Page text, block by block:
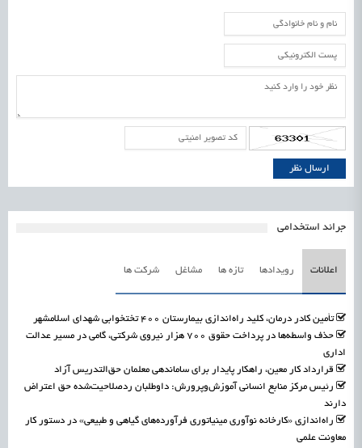
جرائد استخدامی
اعلانات رویدادها تازه ها مشاغل شرکت ها
تأمین کادر درمان، کلید راه‌اندازی بیمارستان ۴۰۰ تختخوابی شهدای اسلامشهر
حذف واسطه‌ها در پرداخت حقوق ۷۰۰ هزار نیروی شرکتی، گامی در مسیر عدالت
اداری
قرارداد کار معین، راهکار پایدار برای ساماندهی معلمان حق‌التدریس آزاد
رئیس مرکز منابع انسانی آموزش‌وپرورش: داوطلبان ردصلاحیت‌شده حق اعتراض
دارند
راه‌اندازی «کارخانه نوآوری مینیاتوری فرآورده‌های گیاهی و طبیعی» در دستور کار
معاونت علمی